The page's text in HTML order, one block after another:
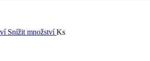
Snížit množstvíKs